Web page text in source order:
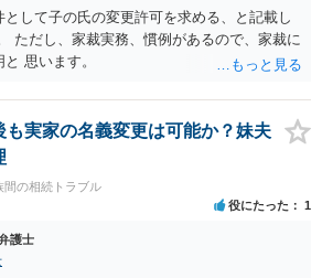
ません。 よって、婚姻は婚姻意思の欠如に
して子の氏の変更許可を求める、と記載し
ただし、家裁実務、慣例があるので、家裁に
思います。
も実家の名義変更は可能か？妹夫
間の相続トラブル
役にたった 1
護士